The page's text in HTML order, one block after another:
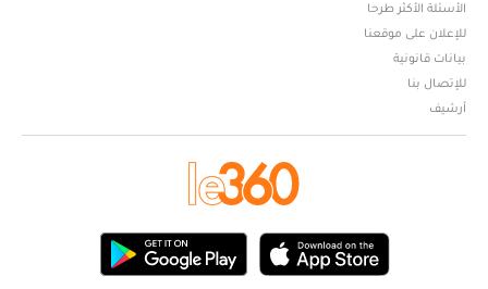
الأسئلة الأكثر طرحا
للإعلان على موقعنا
بيانات قانونية
للإتصال بنا
أرشيف